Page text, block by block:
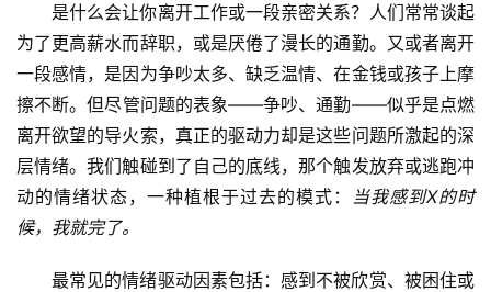
是什么会让你离开工作或一段亲密关系？人们常常谈起
为了更高薪水而辞职，或是厌倦了漫长的通勤。又或者离开
一段感情，是因为争吵太多、缺乏温情、在金钱或孩子上摩
擦不断。但尽管问题的表象——争吵、通勤——似乎是点燃
离开欲望的导火索，真正的驱动力却是这些问题所激起的深
层情绪。我们触碰到了自己的底线，那个触发放弃或逃跑冲
动的情绪状态，一种植根于过去的模式： 当我感到X的时
候，我就完了。
最常见的情绪驱动因素包括：感到不被欣赏、被困住或